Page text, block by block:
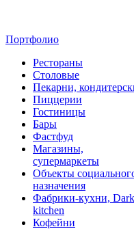
Портфолио
Рестораны
Столовые
Пекарни,
Пиццерии
Гостиницы
Бары
Фастфуд
Магазины,
супермаркеты
Объекты
назначения
Фабрики-кухни, Dark
kitchen
Кофейни